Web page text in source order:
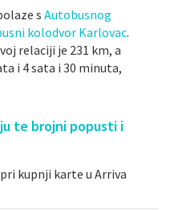
s Autobusnog
kolodvor Karlovac.
relaciji je 231 km, a
i 4 sata i 30 minuta,
te brojni popusti i
kupnji karte u Arriva